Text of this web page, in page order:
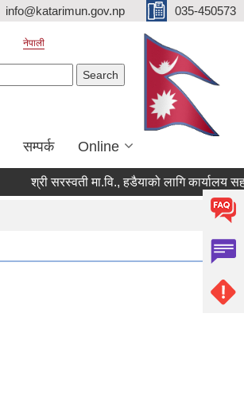
info@katarimun.gov.np 035-450573
नेपाली
सम्पर्क Online
श्री सरस्वती मा.वि., हडैयाको लागि कार्यालय